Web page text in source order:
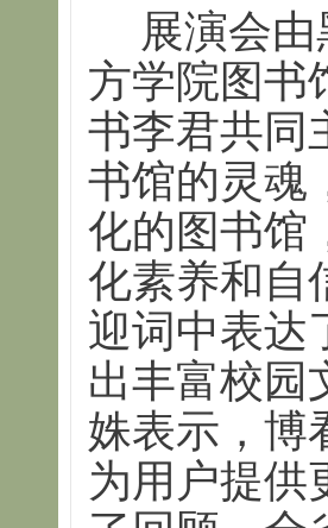
展演会
方学院图书
书李君共同
书馆的灵魂
化的图书馆
化素养和自
迎词中表达
出丰富校园
姝表示，博
为用户提供